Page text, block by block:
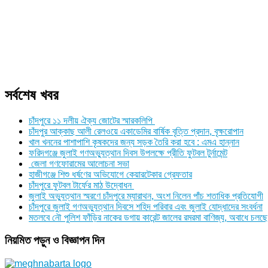
সর্বশেষ খবর
চাঁদপুরে ১১ দলীয় ঐক্য জোটের স্মারকলিপি
চাঁদপুর আক্কাছ আলী রেলওয়ে একাডেমির বার্ষিক বৃত্তি প্রদান, বৃক্ষরোপান
খাল খননের পাশাপাশি কৃষকদের জন্য সড়ক তৈরি করা হবে : এমএ হান্নান
ফরিদগঞ্জে জুলাই গণঅভ্যুত্থান দিবস উপলক্ষে প্রীতি ফুটবল টুর্নামেন্ট
জেলা গণফোরামের আলোচনা সভা
হাজীগঞ্জে শিশু ধর্ষণের অভিযোগে কেয়ারটেকার গ্রেফতার
চাঁদপুরে ফুটবল টার্ফের মাঠ উদ্বোধন
জুলাই অভ্যুত্থান স্মরণে চাঁদপুরে ম্যারাথন, অংশ নিলেন পাঁচ শতাধিক প্রতিযোগী
চাঁদপুরে জুলাই গণঅভ্যুত্থান দিবসে শহিদ পরিবার এবং জুলাই যোদ্ধাদের সংবর্ধনা
মতলবে নৌ পুলিশ ফাঁড়ির নাকের ডগায় কারেন্ট জালের রমরমা বাণিজ্য, অবাধে
নিয়মিত পড়ুন ও বিজ্ঞাপন দিন